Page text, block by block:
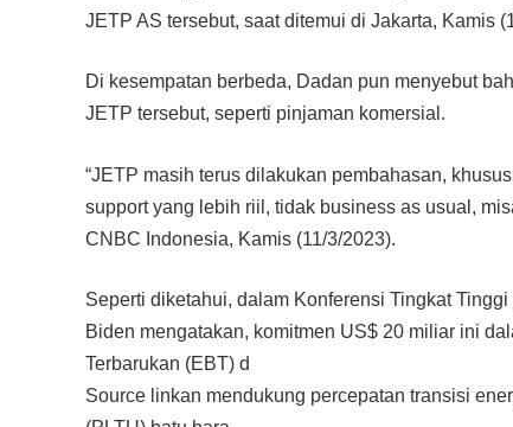
JETP AS tersebut, saat ditemui di Jakarta, Kamis
Di kesempatan berbeda, Dadan pun menyebut
JETP tersebut, seperti pinjaman komersial.
“JETP masih terus dilakukan pembahasan,
support yang lebih riil, tidak business as usual,
CNBC Indonesia, Kamis (11/3/2023).
Seperti diketahui, dalam Konferensi Tingkat
Biden mengatakan, komitmen US$ 20 miliar ini
Terbarukan (EBT) d
Source linkan mendukung percepatan transisi